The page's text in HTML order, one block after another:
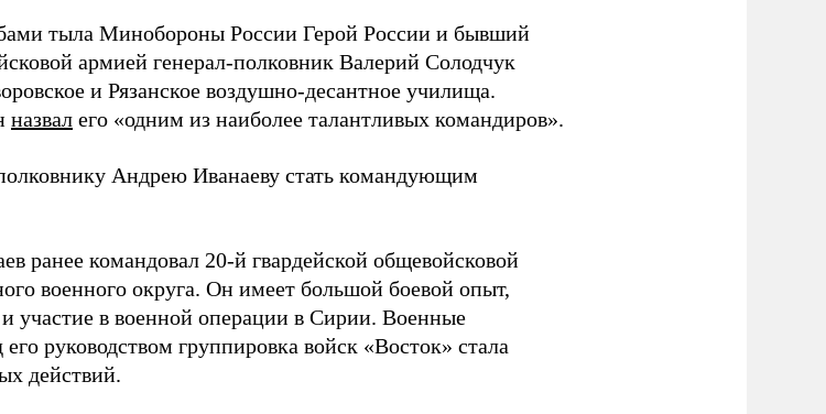
тыла Минобороны России Герой России и бывший
армией генерал-полковник Валерий Солодчук
и Рязанское воздушно-десантное училища.
назвал его «одним из наиболее талантливых командиров».
Андрею Иванаеву стать командующим
ранее командовал 20-й гвардейской общевойсковой
военного округа. Он имеет большой боевой опыт,
участие в военной операции в Сирии. Военные
его руководством группировка войск «Восток» стала
действий.